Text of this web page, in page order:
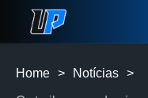
Home > Notícias >